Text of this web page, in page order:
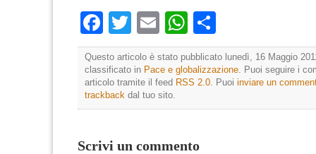
Facebook
TwitterEmailWhatsApp
Questo articolo è stato pubblicato lunedì, 16 Maggio
classificato in Pace e globalizzazione . Puoi seguire i
articolo tramite il feed RSS 2.0 . Puoi inviare un
trackback dal tuo sito.
Scrivi un commento